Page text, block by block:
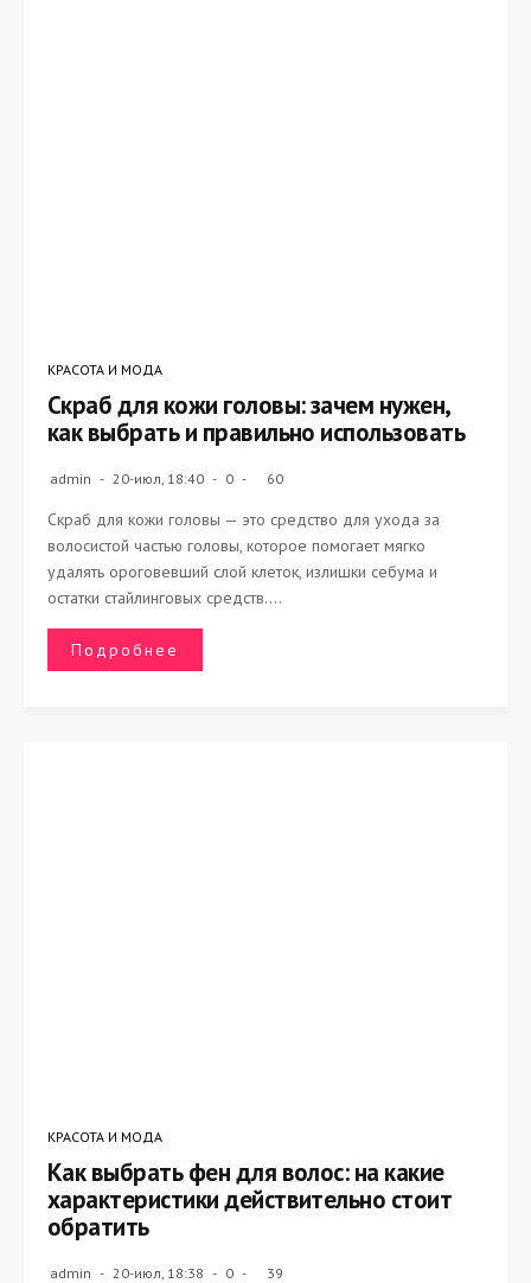
КРАСОТА И МОДА
Скраб для кожи головы: зачем нужен,
как выбрать и правильно использовать
admin 20-июл, 18:40 0 60
Скраб для кожи головы — это средство для ухода за
волосистой частью головы, которое помогает мягко
удалять ороговевший слой клеток, излишки себума и
остатки стайлинговых средств....
Подробнее
КРАСОТА И МОДА
Как выбрать фен для волос: на какие
характеристики действительно стоит
обратить
admin 20-июл, 18:38 0 39